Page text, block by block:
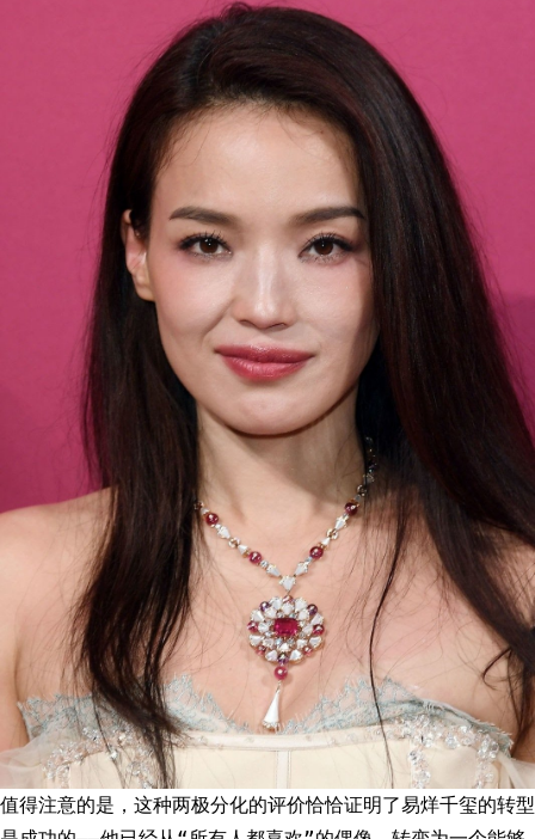
值得注意的是，这种两极分化的评价恰恰证明了易烊千玺的转型